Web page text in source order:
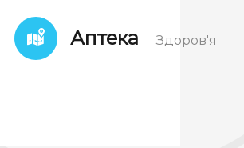
Аптека Здоров'я